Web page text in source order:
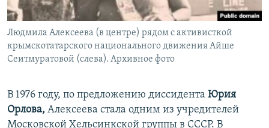
Людмила Алексеева (в центре) рядом с активисткой
крымскотатарского национального движения Айше
Сеитмуратовой (слева). Архивное фото
В 1976 году, по предложению диссидента Юрия
Орлова, Алексеева стала одним из учредителей
Московской Хельсинкской группы в СССР. В